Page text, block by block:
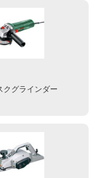
クグラインダー